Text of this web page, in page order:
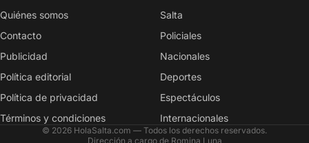
Quiénes somos
Contacto
Publicidad
Política editorial
Política de privacidad
Términos y condiciones
Salta
Policiales
Nacionales
Deportes
Espectáculos
Internacionales
© 2026 HolaSalta.com — Todos los derechos reservados.
Dirección a cargo de Romina Luna